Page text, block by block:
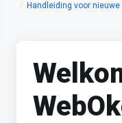
Handleiding voor nieuwe